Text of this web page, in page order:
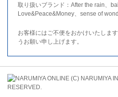
取り扱いブランド：After the rain、
Love&Peace&Money、sense of
お客様にはご不便をおかけいたしま
うお願い申し上げます。